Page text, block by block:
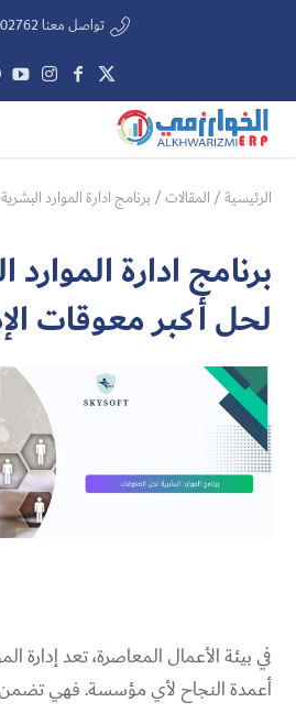
تواصل معنا 920002762
الرئيسية/ المقالات/ برنامج ادارة الموارد
برنامج ادارة الموارد
لحل أكبر معوقات
في بيئة الأعمال المعاصرة، تعد إدارة
أعمدة النجاح لأي مؤسسة. فهي